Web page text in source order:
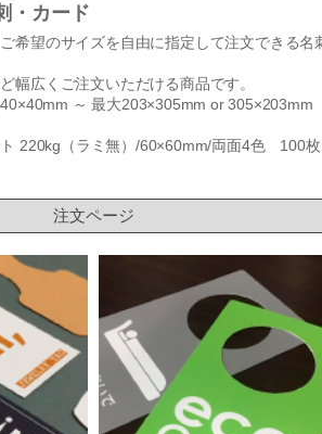
・カード
希望のサイズを自由に指定して注文できる名
幅広くご注文いただける商品です。
～ 最大203×305mm or 305×203mm
220kg（ラミ無）/60×60mm/両面4色 100枚
注文ページ